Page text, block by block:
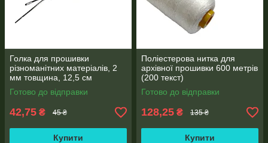
Голка для прошивки
різноманітних матеріалів, 2
мм товщина, 12,5 см
довжина
Готово до відправки
42,75 ₴ 45 ₴
Купити
Поліестерова нитка для
архівної прошивки 600 метрів
(200 текст)
Готово до відправки
128,25 ₴ 135 ₴
Купити